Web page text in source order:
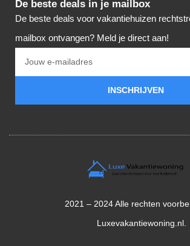
De beste deals in je mailbox
De beste deals voor vakantiehuizen
mailbox ontvangen? Meld je direct aan!
INSCHRIJVEN
2021 – 2024 Alle rechten
Luxevakantiewoning.nl.